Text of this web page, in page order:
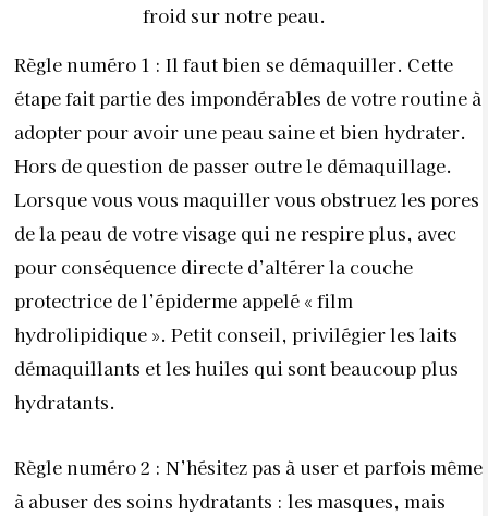
froid sur notre peau.
Règle numéro 1 : Il faut bien se démaquiller. Cette
étape fait partie des impondérables de votre routine à
adopter pour avoir une peau saine et bien hydrater.
Hors de question de passer outre le démaquillage.
Lorsque vous vous maquiller vous obstruez les pores
de la peau de votre visage qui ne respire plus, avec
pour conséquence directe d’altérer la couche
protectrice de l’épiderme appelé « film
hydrolipidique ». Petit conseil, privilégier les laits
démaquillants et les huiles qui sont beaucoup plus
hydratants.
Règle numéro 2 : N’hésitez pas à user et parfois même
à abuser des soins hydratants : les masques, mais